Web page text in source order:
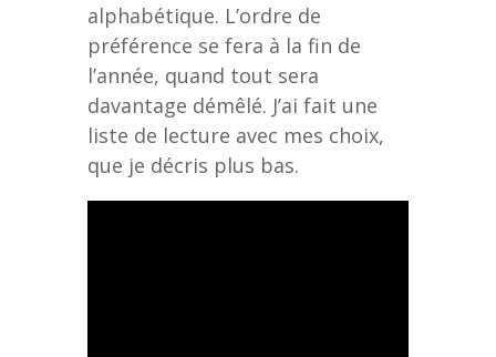
alphabétique. L’ordre de
préférence se fera à la fin de
l’année, quand tout sera
davantage démêlé. J’ai fait une
liste de lecture avec mes choix,
que je décris plus bas.